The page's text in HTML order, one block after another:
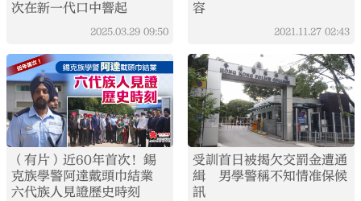
次在新一代口中響起
2025.03.29 09:50
容
2021.11.27 02:43
（有片）近60年首次！錫
克族學警阿達戴頭巾結業
六代族人見證歷史時刻
受訓首日被揭欠交罰金遭通
緝 男學警稱不知情准保候
訊